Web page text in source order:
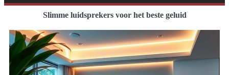
Slimme luidsprekers voor het beste geluid